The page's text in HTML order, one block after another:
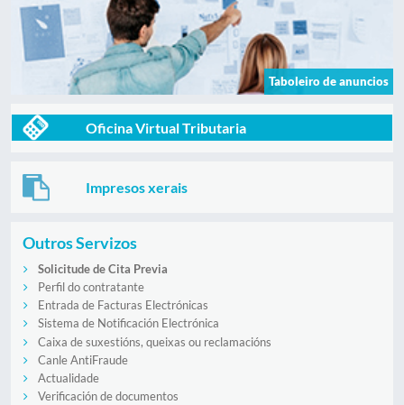
Taboleiro de anuncios
Oficina Virtual Tributaria
Impresos xerais
Outros Servizos
Solicitude de Cita Previa
Perfil do contratante
Entrada de Facturas Electrónicas
Sistema de Notificación Electrónica
Caixa de suxestións, queixas ou reclamacións
Canle AntiFraude
Actualidade
Verificación de documentos